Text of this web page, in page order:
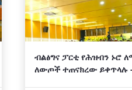
ብልፅግና ፓርቲ የሕዝብን
ለውጦች ተጠናክረው ይቀጥላሉ